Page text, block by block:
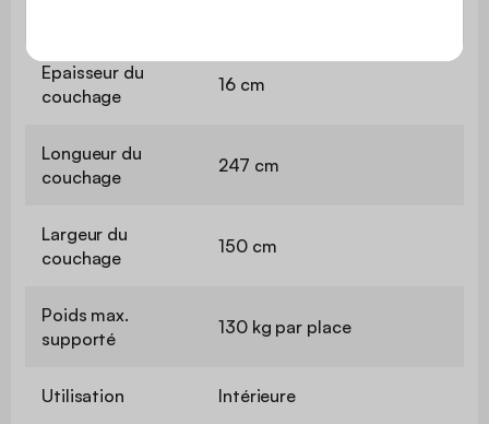
Epaisseur du
couchage
16 cm
Longueur du
couchage
247 cm
Largeur du
couchage
150 cm
Poids max.
supporté
130 kg par place
Utilisation Intérieure